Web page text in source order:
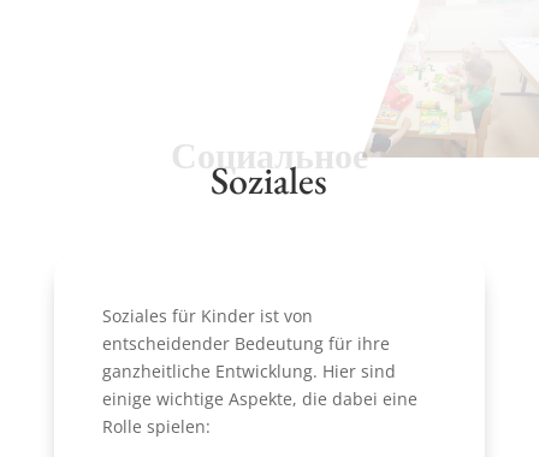
Социальное
Soziales
Soziales für Kinder ist von
entscheidender Bedeutung für ihre
ganzheitliche Entwicklung. Hier sind
einige wichtige Aspekte, die dabei eine
Rolle spielen: